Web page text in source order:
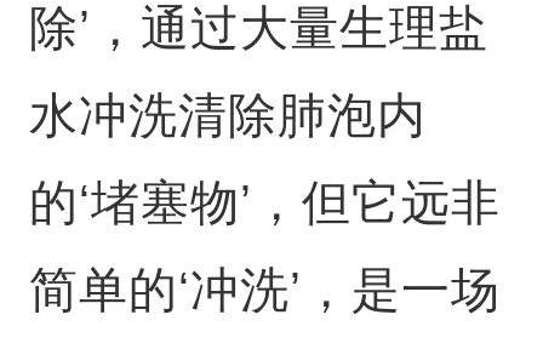
除’，通过大量生理盐
水冲洗清除肺泡内
的‘堵塞物’，但它远非
简单的‘冲洗’，是一场